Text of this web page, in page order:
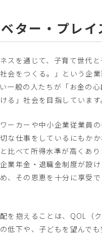
ター・プレイ
スを通じて、子育て世代と
会をつくる。」という企
一般の人たちが「お金の心
る」社会を目指しています
ーカーや中小企業従業員
な仕事をしているにもか
比べて所得水準が高くあり
業年金・退職金制度が設
、その恩恵を十分に享受
を抱えることは、QOL（ク
低下や、子どもを望んで